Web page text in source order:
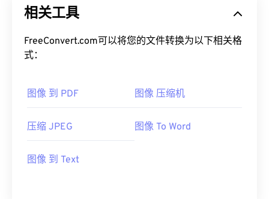
相关工具
FreeConvert.com可以将您的文件转换为以下相关格
式：
图像 到 PDF 图像 压缩机
压缩 JPEG 图像 To Word
图像 到 Text